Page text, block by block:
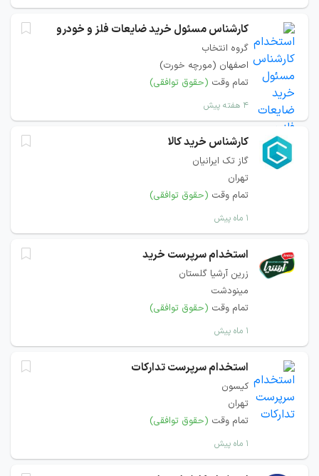
کارشناس مسئول خرید ضایعات فلز و خودرو
گروه انتخاب
اصفهان (مورچه خورت)
تمام وقت (حقوق توافقی)
۴ هفته پیش
کارشناس خرید کالا
گاز تک ایرانیان
تهران
تمام وقت (حقوق توافقی)
۱ ماه پیش
استخدام سرپرست خرید
زرین آرشیا گلستان
مینودشت
تمام وقت (حقوق توافقی)
۱ ماه پیش
استخدام سرپرست تدارکات
کیسون
تهران
تمام وقت (حقوق توافقی)
۱ ماه پیش